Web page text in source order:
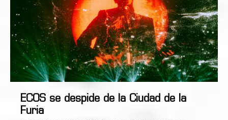
ECOS se despide de la Ciudad de la
Furia